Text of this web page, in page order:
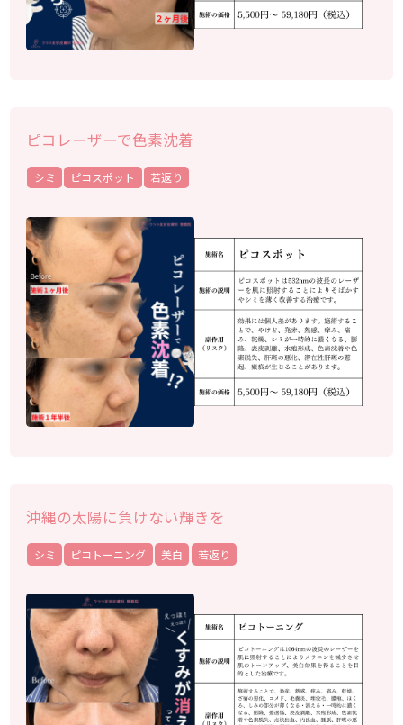
ピコレーザーで色素沈着
シミ ピコスポット 若返り
沖縄の太陽に負けない輝きを
シミ ピコトーニング 美白 若返り